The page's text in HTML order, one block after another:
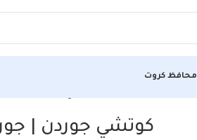
محافظ كروت
كوتشي جوردن |